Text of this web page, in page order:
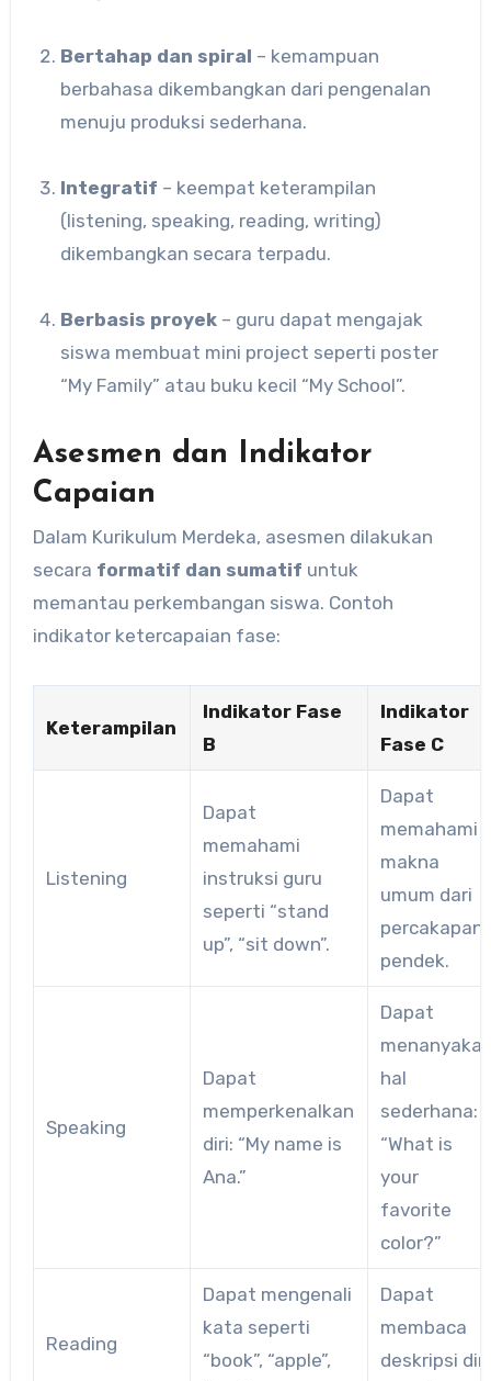
Bertahap dan spiral – kemampuan
berbahasa dikembangkan dari pengenalan
menuju produksi sederhana.
Integratif – keempat keterampilan
(listening, speaking, reading, writing)
dikembangkan secara terpadu.
Berbasis proyek – guru dapat mengajak
siswa membuat mini project seperti poster
“My Family” atau buku kecil “My School”.
Asesmen dan Indikator
Capaian
Dalam Kurikulum Merdeka, asesmen dilakukan
secara formatif dan sumatif untuk
memantau perkembangan siswa. Contoh
indikator ketercapaian fase:
Keterampilan
Indikator Fase
B
Indikator
Fase C
Listening
Dapat
memahami
instruksi guru
seperti “stand
up”, “sit down”.
Dapat
memahami
makna
umum dari
percakapan
pendek.
Speaking
Dapat
memperkenalkan
diri: “My name is
Ana.”
Dapat
hal
sederhana:
“What is
your
favorite
color?”
Reading
Dapat mengenali
kata seperti
“book”, “apple”,
Dapat
membaca
deskripsi diri